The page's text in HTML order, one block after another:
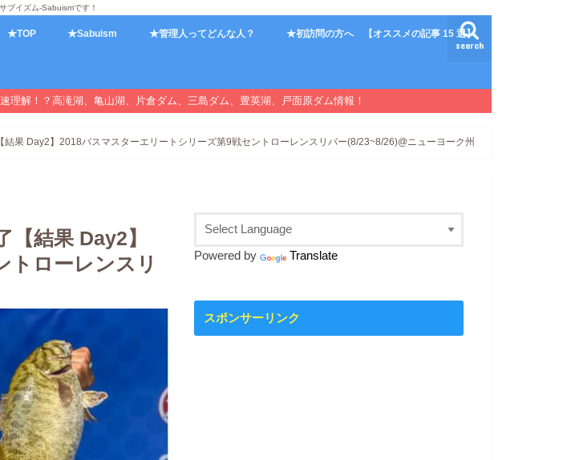
ブイズム-Sabuismです！
search
★TOP ★Sabuism ★管理人ってどんな人？ ★初訪問の方へ 【オススメの記事 15 選】
解！？高滝湖、亀山湖、片倉ダム、三島ダム、豊英湖、戸面原ダム情報！
果 Day2】2018バスマスターエリートシリーズ第9戦セントローレンスリバー(8/23~8/26)@ニューヨーク州
結果 Day2】
トローレンスリ
Powered by Translate
スポンサーリンク